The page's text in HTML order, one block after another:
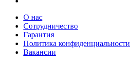
О нас
Сотрудничество
Гарантия
Политика конфиденциальности
Вакансии